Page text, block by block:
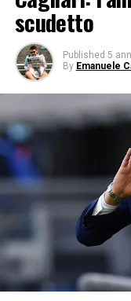
scudetto
Published 5
By Emanuele